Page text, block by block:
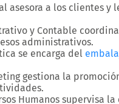
asesora a los clientes y
y Contable
administrativos.
se encarga del
gestiona la
Humanos supervisa la